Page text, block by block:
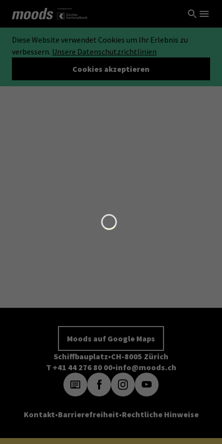
Diese Website verwendet Cookies um Ihr Erlebnis zu
verbessern. Unsere Datenschutzrichtlinien
Cookies akzeptieren
Moods auf Google Maps
Schiffbauplatz CH-8005 Zürich
T +41 44 276 80 00 info@moods.ch
Kontakt Barrierefreiheit Rechtliche Hinweise